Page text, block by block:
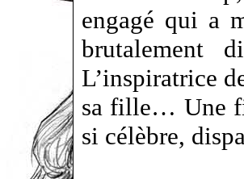
engagé qui a
brutalement
L’inspiratrice
sa fille… Une
si célèbre,